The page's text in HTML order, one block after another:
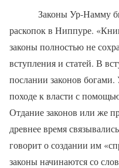
Законы Ур-Намму
раскопок в Ниппуре.
законы полностью не
вступления и статей. В
послании законов
походе к власти с
Отдание законов или же
древнее время
говорит о создании им
законы начинаются со